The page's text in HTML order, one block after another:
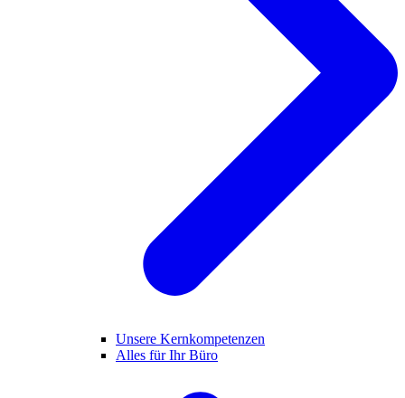
Unsere Kernkompetenzen
Alles für Ihr Büro